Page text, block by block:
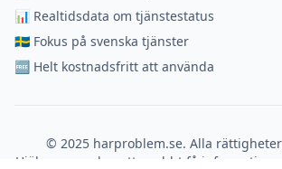
📊 Realtidsdata om tjänstestatus
🇸🇪 Fokus på svenska tjänster
🆓 Helt kostnadsfritt att använda
© 2025 harproblem.se. Alla
Hjälper svenskar att snabbt få information